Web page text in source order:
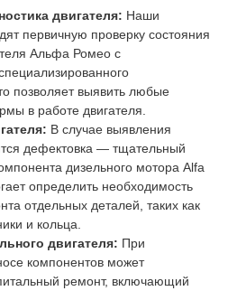
двигателя: Наши
первичную проверку состояния
Альфа Ромео с
позволяет выявить любые
в работе двигателя.
В случае выявления
дефектовка — тщательный
дизельного мотора Alfa
определить необходимость
отдельных деталей, таких как
и кольца.
двигателя: При
компонентов может
ремонт, включающий